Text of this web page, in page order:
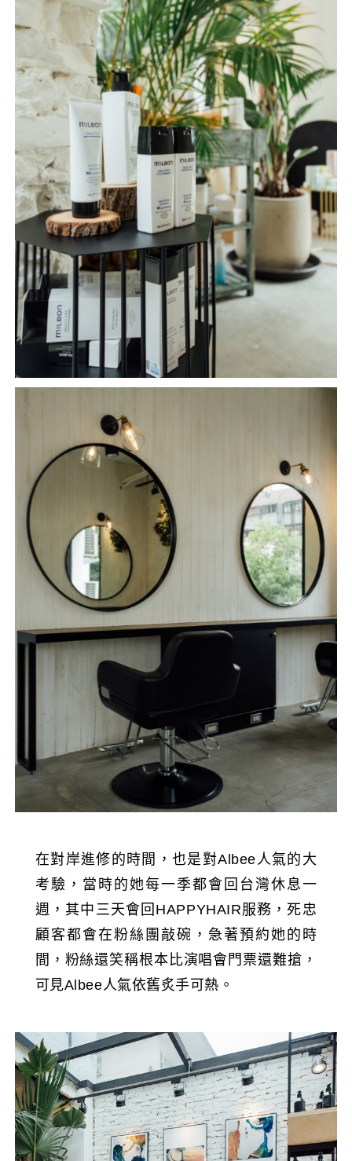
在對岸進修的時間，也是對Albee人氣的大
考驗，當時的她每一季都會回台灣休息一
週，其中三天會回HAPPYHAIR服務，死忠
顧客都會在粉絲團敲碗，急著預約她的時
間，粉絲還笑稱根本比演唱會門票還難搶，
可見Albee人氣依舊炙手可熱。